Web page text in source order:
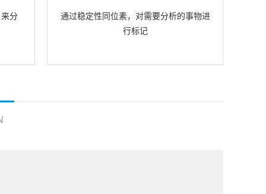
分
通过稳定性同位素，对需要分析的事物进
行标记